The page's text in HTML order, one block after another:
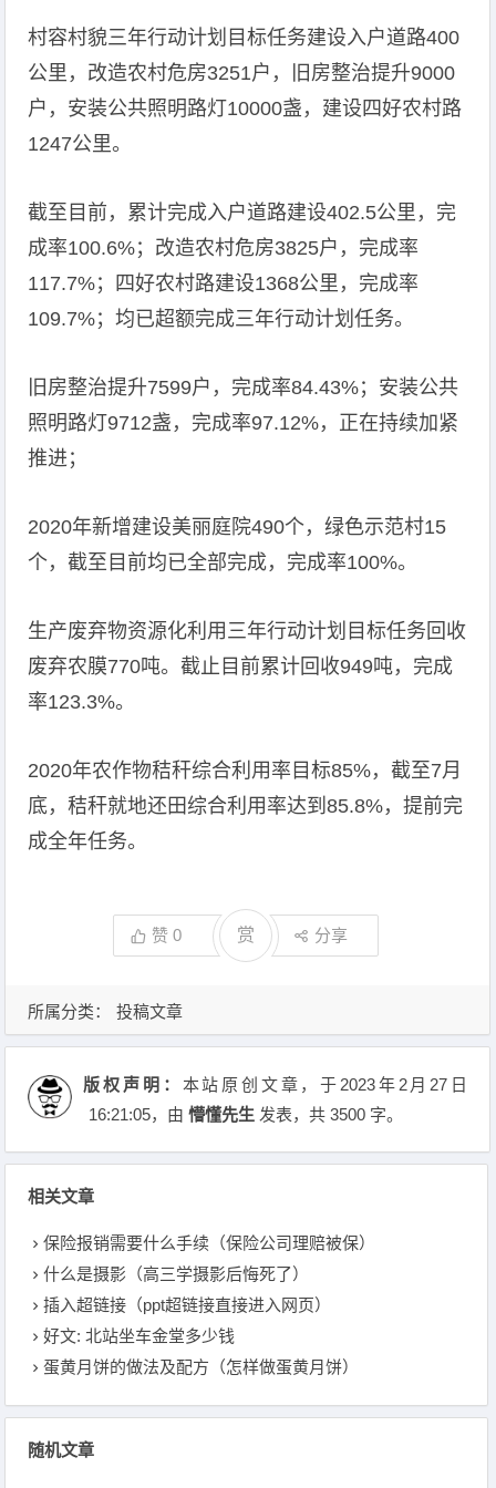
村容村貌三年行动计划目标任务建设入户道路400
公里，改造农村危房3251户，旧房整治提升9000
户，安装公共照明路灯10000盏，建设四好农村路
1247公里。
截至目前，累计完成入户道路建设402.5公里，完
成率100.6%；改造农村危房3825户，完成率
117.7%；四好农村路建设1368公里，完成率
109.7%；均已超额完成三年行动计划任务。
旧房整治提升7599户，完成率84.43%；安装公共
照明路灯9712盏，完成率97.12%，正在持续加紧
推进；
2020年新增建设美丽庭院490个，绿色示范村15
个，截至目前均已全部完成，完成率100%。
生产废弃物资源化利用三年行动计划目标任务回收
废弃农膜770吨。截止目前累计回收949吨，完成
率123.3%。
2020年农作物秸秆综合利用率目标85%，截至7月
底，秸秆就地还田综合利用率达到85.8%，提前完
成全年任务。
赞0 赏 分享
所属分类： 投稿文章
版权声明： 本站原创文章，于2023年2月27日
16:21:05，由懵懂先生 发表，共 3500 字。
相关文章
保险报销需要什么手续（保险公司理赔被保）
什么是摄影（高三学摄影后悔死了）
插入超链接（ppt超链接直接进入网页）
好文: 北站坐车金堂多少钱
蛋黄月饼的做法及配方（怎样做蛋黄月饼）
随机文章